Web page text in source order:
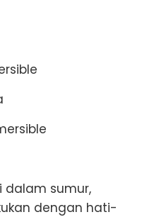
dalam sumur,
dengan hati-